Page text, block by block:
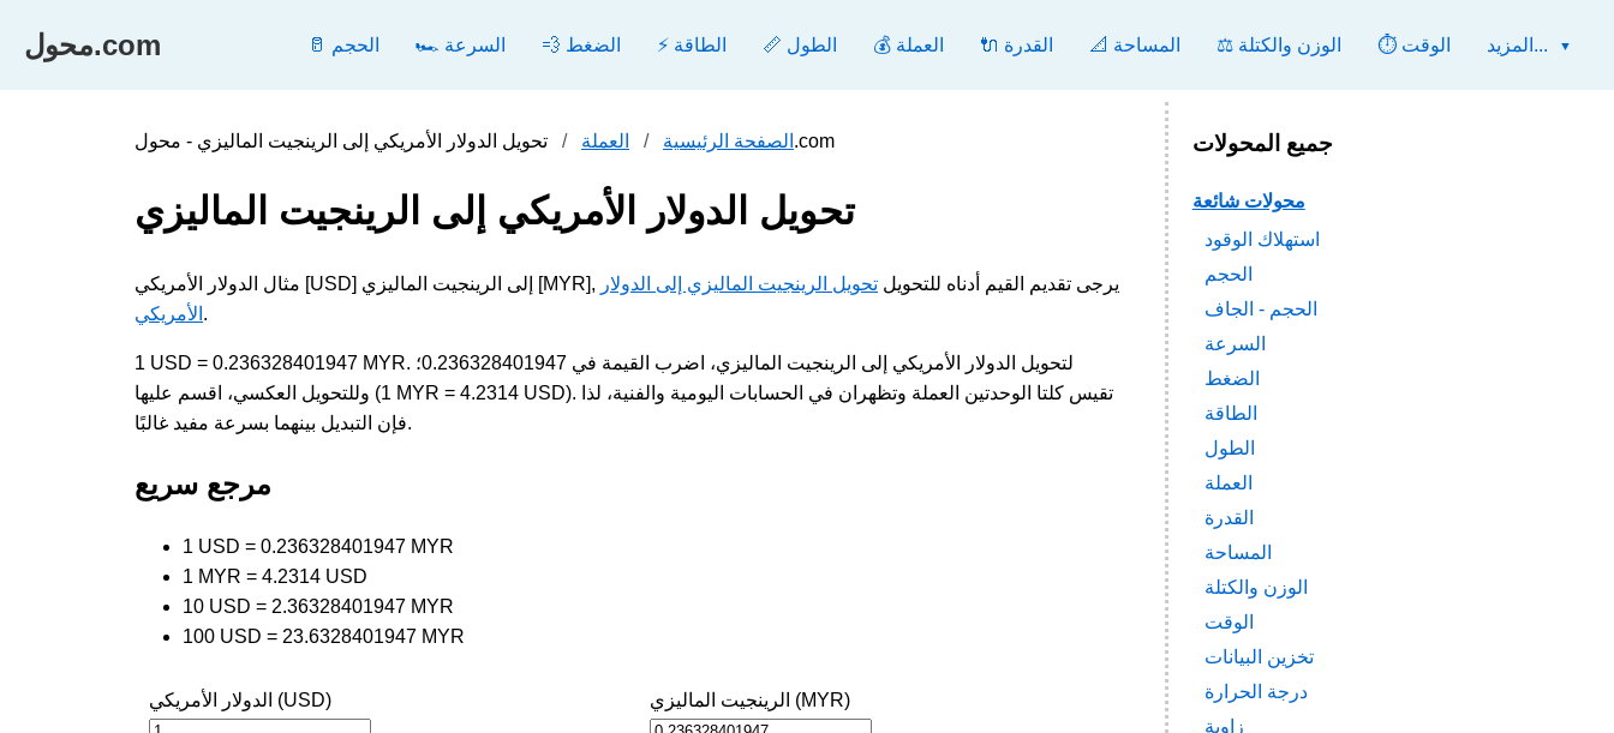
محول.com 🥛 الحجم 🏎️ السرعة 💨 الضغط ⚡ الطاقة 📏 الطول 💰 العملة 🔌 القدرة 📐 المساحة ⚖️ الوزن والكتلة ⏱️ الوقت المزيد...
الصفحة الرئيسية العملة تحويل الدولار الأمريكي إلى الرينجيت الماليزي - محول.com
تحويل الدولار الأمريكي إلى الرينجيت الماليزي
مثال الدولار الأمريكي [USD] إلى الرينجيت الماليزي [MYR], يرجى تقديم القيم أدناه للتحويل تحويل الرينجيت الماليزي إلى الدولار
الأمريكي .
1 USD = 0.236328401947 MYR. لتحويل الدولار الأمريكي إلى الرينجيت الماليزي، اضرب القيمة في 0.236328401947؛
وللتحويل العكسي، اقسم عليها (1 MYR = 4.2314 USD). تقيس كلتا الوحدتين العملة وتظهران في الحسابات اليومية والفنية، لذا
فإن التبديل بينهما بسرعة مفيد غالبًا.
مرجع سريع
1 USD = 0.236328401947 MYR
1 MYR = 4.2314 USD
10 USD = 2.36328401947 MYR
100 USD = 23.6328401947 MYR
الدولار الأمريكي (USD) الرينجيت الماليزي (MYR)
جميع المحولات
محولات شائعة
استهلاك الوقود
الحجم
الحجم - الجاف
السرعة
الضغط
الطاقة
الطول
العملة
القدرة
المساحة
الوزن والكتلة
الوقت
تخزين البيانات
درجة الحرارة
زاوية